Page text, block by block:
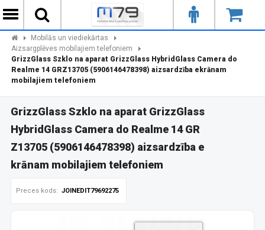
Mobilās un viediekārtas
Aizsargplēves mobilajiem telefoniem
GrizzGlass Szklo na aparat GrizzGlass HybridGlass Camera do
Realme 14 GRZ13705 (5906146478398) aizsardzība ekrānam
mobilajiem telefoniem
GrizzGlass Szklo na aparat GrizzGlass
HybridGlass Camera do Realme 14 GR
Z13705 (5906146478398) aizsardzība e
krānam mobilajiem telefoniem
Preces kods: JOINEDIT79692275